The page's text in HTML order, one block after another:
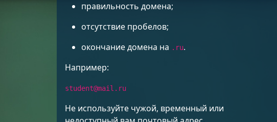
правильность домена;
отсутствие пробелов;
окончание домена на .ru.
Например:
student@mail.ru
Не используйте чужой, временный или